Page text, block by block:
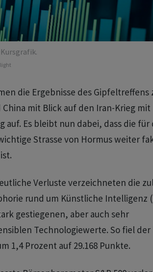
die Ergebnisse des Gipfeltreffens
China mit Blick auf den Iran-Krieg mit
auf. Es bleibt nun dabei, dass die für
Strasse von Hormus weiter
Verluste verzeichneten die
rund um Künstliche Intelligenz
gestiegenen, aber auch sehr
Technologiewerte. So fiel der
1,4 Prozent auf 29.168 Punkte.